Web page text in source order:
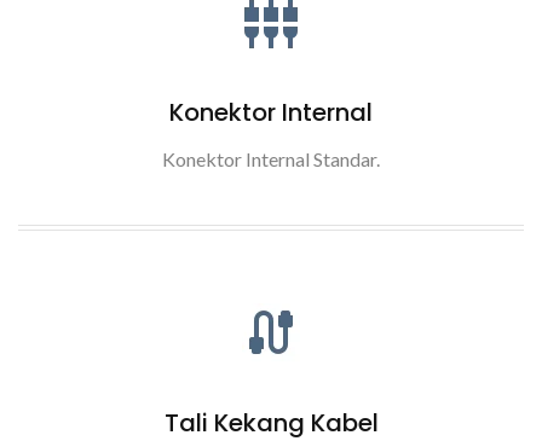
Konektor Internal
Konektor Internal Standar.
Tali Kekang Kabel